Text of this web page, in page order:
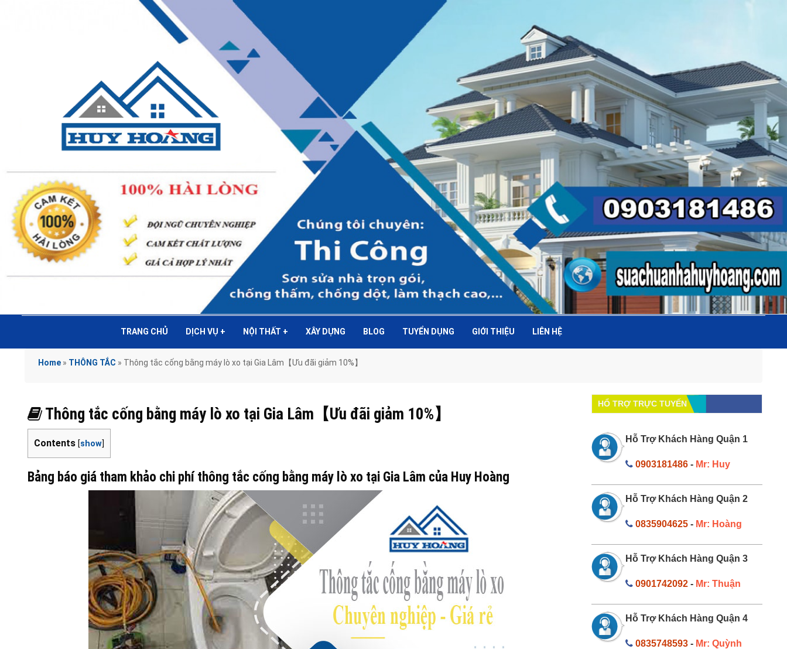
TRANG CHỦ DỊCH VỤ + NỘI THẤT + XÂY DỰNG BLOG TUYỂN DỤNG GIỚI THIỆU LIÊN HỆ
Home » THÔNG TẮC » Thông tắc cống bằng máy lò xo tại Gia Lâm【Ưu đãi giảm 10%】
Thông tắc cống bằng máy lò xo tại Gia Lâm【Ưu đãi giảm 10%】
Contents [show]
Bảng báo giá tham khảo chi phí thông tắc cống bằng máy lò xo tại Gia Lâm của Huy Hoàng
HỔ TRỢ TRỰC TUYẾN
Hỗ Trợ Khách Hàng Quận 1
0903181486 - Mr: Huy
Hỗ Trợ Khách Hàng Quận 2
0835904625 - Mr: Hoàng
Hỗ Trợ Khách Hàng Quận 3
0901742092 - Mr: Thuận
Hỗ Trợ Khách Hàng Quận 4
0835748593 - Mr: Quỳnh